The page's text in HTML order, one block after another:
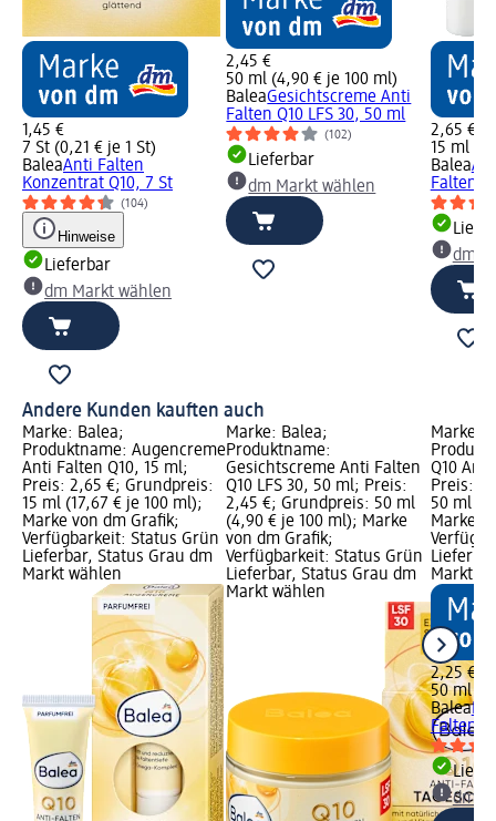
1,45 €
7 St (0,21 € je 1 St)
BaleaAnti Falten
Konzentrat Q10, 7 St
(104)
Hinweise
Lieferbar
dm Markt wählen
2,45 €
50 ml (4,90 € je 100 ml)
BaleaGesichtscreme Anti
Falten Q10 LFS 30, 50 ml
(102)
Lieferbar
dm Markt wählen
2,65 €
15 ml
Balea
Falten
dm
Andere Kunden kauften auch
Marke: Balea;
Produktname: Augencreme
Anti Falten Q10, 15 ml;
Preis: 2,65 €; Grundpreis:
15 ml (17,67 € je 100 ml);
Marke von dm Grafik;
Verfügbarkeit: Status Grün
Lieferbar, Status Grau dm
Markt wählen
Marke: Balea;
Produktname:
Gesichtscreme Anti Falten
Q10 LFS 30, 50 ml; Preis:
2,45 €; Grundpreis: 50 ml
(4,90 € je 100 ml); Marke
von dm Grafik;
Verfügbarkeit: Status Grün
Lieferbar, Status Grau dm
Markt wählen
Marke:
Q10
Preis:
50 ml
Marke
Markt
2,25 €
50 ml
Balea
Falten,
dm